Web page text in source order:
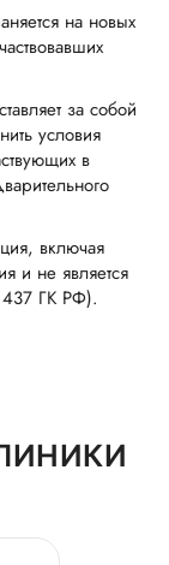
на новых
за собой
условия
в
включая
и не является
437 ГК РФ).